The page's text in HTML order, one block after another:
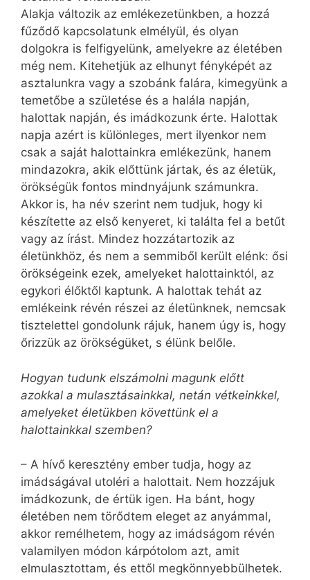
Alakja változik az emlékezetünkben, a hozzá
fűződő kapcsolatunk elmélyül, és olyan
dolgokra is felfigyelünk, amelyekre az életében
még nem. Kitehetjük az elhunyt fényképét az
asztalunkra vagy a szobánk falára, kimegyünk a
temetőbe a születése és a halála napján,
halottak napján, és imádkozunk érte. Halottak
napja azért is különleges, mert ilyenkor nem
csak a saját halottainkra emlékezünk, hanem
mindazokra, akik előttünk jártak, és az életük,
örökségük fontos mindnyájunk számunkra.
Akkor is, ha név szerint nem tudjuk, hogy ki
készítette az első kenyeret, ki találta fel a betűt
vagy az írást. Mindez hozzátartozik az
életünkhöz, és nem a semmiből került elénk: ősi
örökségeink ezek, amelyeket halottainktól, az
egykori élőktől kaptunk. A halottak tehát az
emlékeink révén részei az életünknek, nemcsak
tisztelettel gondolunk rájuk, hanem úgy is, hogy
őrizzük az örökségüket, s élünk belőle.
Hogyan tudunk elszámolni magunk előtt
azokkal a mulasztásainkkal, netán vétkeinkkel,
amelyeket életükben követtünk el a
halottainkkal szemben?
– A hívő keresztény ember tudja, hogy az
imádságával utoléri a halottait. Nem hozzájuk
imádkozunk, de értük igen. Ha bánt, hogy
életében nem törődtem eleget az anyámmal,
akkor remélhetem, hogy az imádságom révén
valamilyen módon kárpótolom azt, amit
elmulasztottam, és ettől megkönnyebbülhetek.